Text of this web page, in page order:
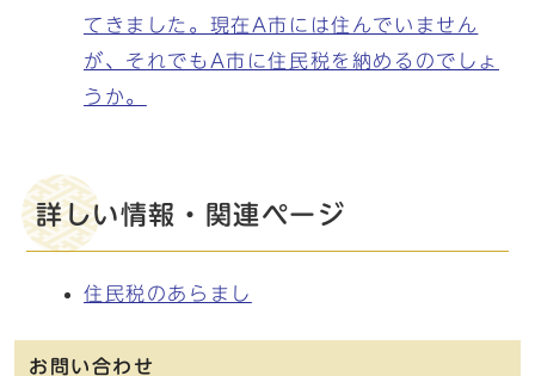
てきました。現在A市には住んでいません
が、それでもA市に住民税を納めるのでしょ
うか。
詳しい情報・関連ページ
住民税のあらまし
お問い合わせ